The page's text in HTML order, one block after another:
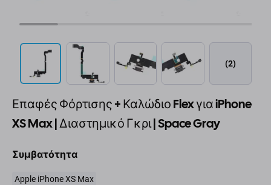
(2)
Επαφές Φόρτισης + Καλώδιο Flex για iPhone
XS Max | Διαστημικό Γκρι | Space Gray
Συμβατότητα
Apple iPhone XS Max